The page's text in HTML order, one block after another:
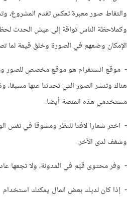
والتقاط صور معبرة تعكس تقدم المشروع،
وكملاحظة الناس تواقة إلى عيش الحدث
الإمكان وضعهم في الصورة وخلق قيمة لما
- موقع انستغرام هو موقع مخصص للصور
هناك وتنشر الصور التي تحدثنا عنها
مستخدمي هذه المنصة أيضا.
- اختر شعارا لافتا للنظر ومشوقا في نفس
وشغف لدى الآخر.
- وفر محتوى قيّم في المدونة، ولا تجعها
- إذا كان لديك بعض المال يمكنك